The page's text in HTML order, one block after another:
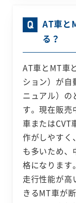
AT車と
る？
AT車とMT車
ション）が
ニュアル）の
す。現在販売
車またはCVT
作がしやすく
も多いため、
格になります
走行性能が高
きるMT車が